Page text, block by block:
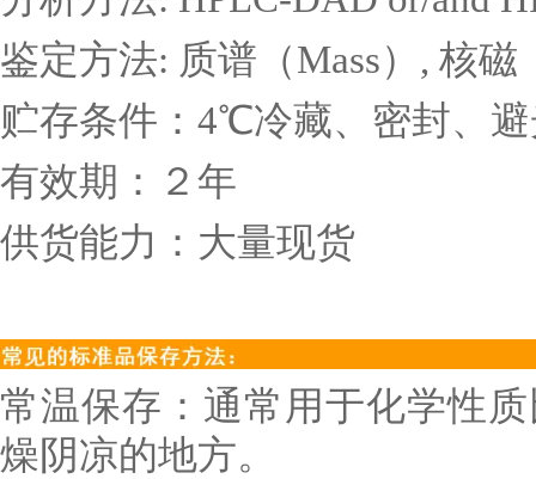
鉴定方法: 质谱（Mass） , 核磁
贮存条件： 4℃冷藏、密封、
有效期：２年
供货能力：大量现货
常温保存：通常用于化学性
燥阴凉的地方。